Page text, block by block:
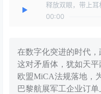
释放双眼，带上耳
00:00
在数字化突进的时代
这对矛盾体，犹如天平
欧盟MiCA法规落地，
巴黎航展军工企业订